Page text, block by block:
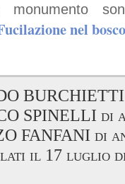
nel
SPINELLI di
FANFANI di
il 17 luglio